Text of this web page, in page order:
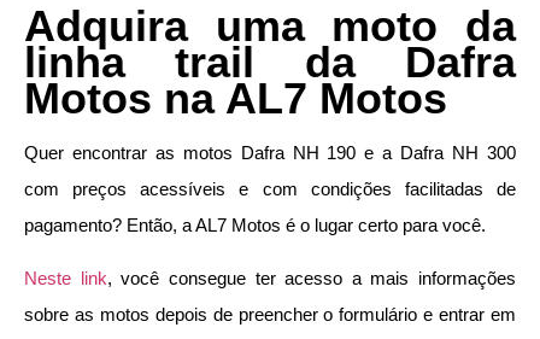
Adquira uma moto da
linha trail da Dafra
Motos na AL7 Motos
Quer encontrar as motos Dafra NH 190 e a Dafra NH 300
com preços acessíveis e com condições facilitadas de
pagamento? Então, a AL7 Motos é o lugar certo para você.
Neste link, você consegue ter acesso a mais informações
sobre as motos depois de preencher o formulário e entrar em